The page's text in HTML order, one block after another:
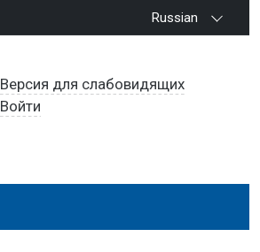
Russian
Версия для слабовидящих
Войти